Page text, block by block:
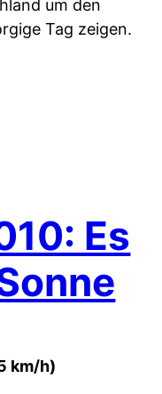
um den
Tag zeigen.
Es
km/h)